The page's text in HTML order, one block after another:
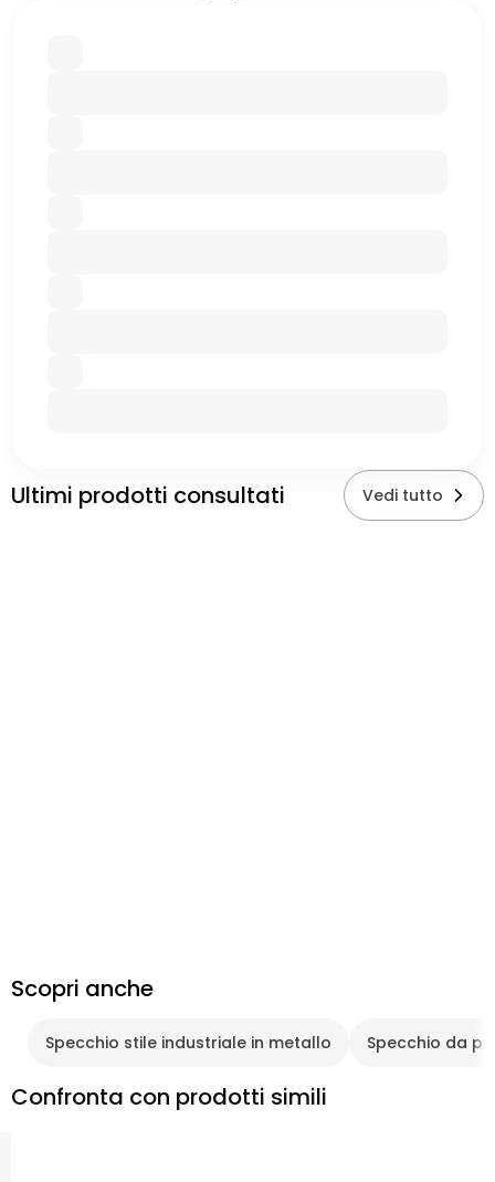
Ultimi prodotti consultati Vedi tutto
Scopri anche
Specchio stile industriale in metallo Specchio da
Confronta con prodotti simili